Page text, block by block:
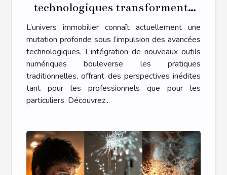
technologiques transforment-
elles le secteur immobilier ?
L’univers immobilier connaît actuellement une
mutation profonde sous l’impulsion des avancées
technologiques. L’intégration de nouveaux outils
numériques bouleverse les pratiques
traditionnelles, offrant des perspectives inédites
tant pour les professionnels que pour les
particuliers. Découvrez...